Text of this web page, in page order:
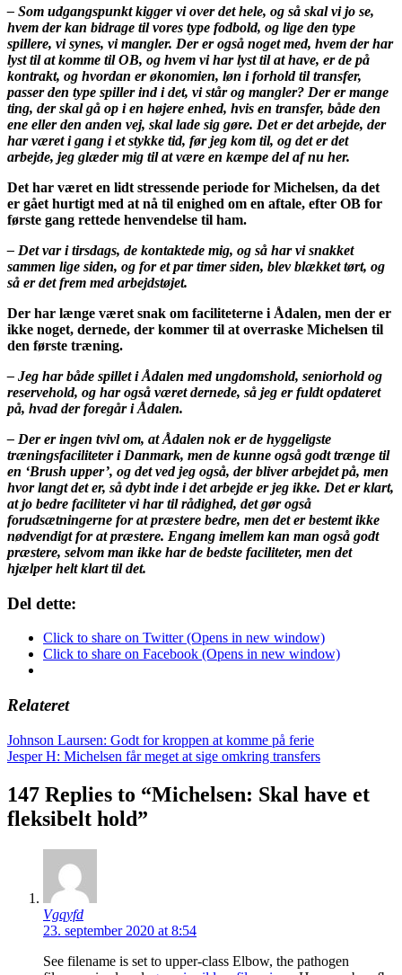
– Som udgangspunkt kigger vi over det hele, og så skal vi jo se,
hvem der kan bidrage til vores type fodbold, og lige den type
spillere, vi synes, vi mangler. Der er også noget med, hvem der har
lyst til at komme til OB, og hvem vi har lyst til at have, er de på
kontrakt, og hvordan er økonomien, løn i forhold til transfer,
passer den type spiller ind i det, vi står og mangler? Der er mange
ting, der skal gå op i en højere enhed, hvis en transfer, både den
ene eller den anden vej, skal lade sig gøre. Det er det arbejde, der
har været i gang i et stykke tid, før jeg kom til, og det er det
arbejde, jeg glæder mig til at være en kæmpe del af nu her.
Det har været en lidt stressende periode for Michelsen, da det
er gået hurtigt med at nå til enighed om en aftale, efter OB for
første gang rettede henvendelse til ham.
– Det var i tirsdags, de kontaktede mig, og så har vi snakket
sammen lige siden, og for et par timer siden, blev blækket tørt, og
så er det frem med arbejdstøjet.
Der har længe været snak om faciliteterne i Ådalen, men der er
ikke noget, dernede, der kommer til at overraske Michelsen til
den første træning.
– Jeg har både spillet i Ådalen med ungdomshold, seniorhold og
reservehold, og har også været dernede, så jeg er fuldt opdateret
på, hvad der foregår i Ådalen.
– Der er ingen tvivl om, at Ådalen nok er de hyggeligste
træningsfaciliteter i Danmark, men de kunne også godt trænge til
en ‘Brush upper’, og det ved jeg også, der bliver arbejdet på, men
hvor langt det er, så dybt inde i det arbejde er jeg ikke. Det er klart,
at jo bedre faciliteter vi har til rådighed, det gør også
forudsætningerne for at præstere bedre, men det er bestemt ikke
nødvendigt for at præstere. Engang imellem kan man også godt
præstere, selvom man ikke har de bedste faciliteter, men det
hjælper helt klart til det.
Del dette:
Click to share on Twitter (Opens in new window)
Click to share on Facebook (Opens in new window)
Relateret
Indlægsnavigation
Johnson Laursen: Godt for kroppen at komme på ferie
Jesper H: Michelsen får meget at sige omkring transfers
147 Replies to “Michelsen: Skal have et
fleksibelt hold”
Vgqyfd
23. september 2020 at 8:54
See filename is set to upper-class Elbow, the pathogen